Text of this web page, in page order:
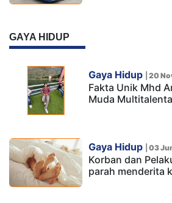
GAYA HIDUP
Gaya Hidup 20
Fakta Unik Mhd
Muda Multitalenta
Gaya Hidup 03
Korban dan
parah menderita